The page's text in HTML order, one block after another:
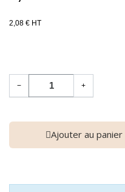
2,08 € HT
− +
Ajouter au panier